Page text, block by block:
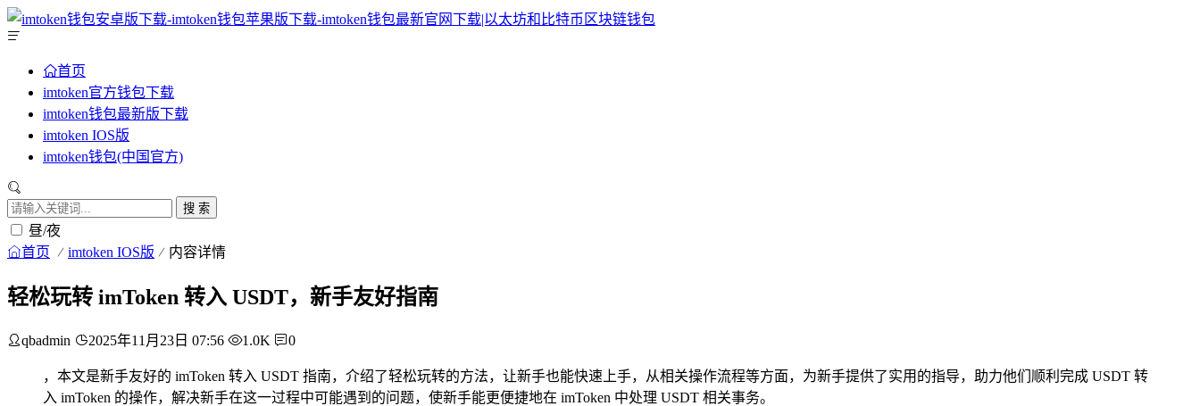
首页
imtoken官方钱包下载
imtoken钱包最新版下载
imtoken IOS版
imtoken钱包(中国官方)
搜 索
昼/夜
首页 imtoken IOS版 内容详情
轻松玩转 imToken 转入 USDT，新手友好指南
qbadmin 2025年11月23日 07:56 1.0K 0
，本文是新手友好的 imToken 转入 USDT 指南，介绍了轻松玩转的方法，让新手也能快速上手，从相关操作流程等方面，为新手提供了实用的指导，助力他们顺利完成 USDT 转
入 imToken 的操作，解决新手在这一过程中可能遇到的问题，使新手能更便捷地在 imToken 中处理 USDT 相关事务。